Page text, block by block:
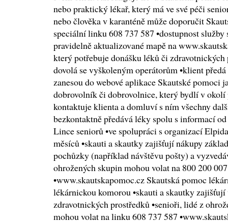
nebo praktický lékař, který má ve své péči
nebo člověka v karanténě může doporučit
speciální linku 608 737 587 •dostupnost
pravidelně aktualizované mapě na
který potřebuje donášku léků či zdravotnických
dovolá se vyškoleným operátorům •klient
zanesou do webové aplikace Skautské pomoci
dobrovolník či dobrovolnice, který bydlí v
kontaktuje klienta a domluví s ním všechny
bezkontaktně předává léky spolu s informací
Lince seniorů •ve spolupráci s organizací
měsíců •skauti a skautky zajišťují nákupy
pochůzky (například návštěvu pošty) a
ohrožených skupin mohou volat na 800 200
•www.skautskapomoc.cz Skautská pomoc
lékárnickou komorou •skauti a skautky
zdravotnických prostředků •senioři, lidé z
mohou volat na linku 608 737 587